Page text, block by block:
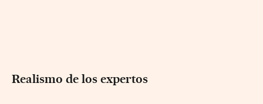
Realismo de los expertos